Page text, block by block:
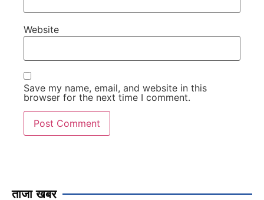
Website
Save my name, email, and website in this
browser for the next time I comment.
ताजा खबर